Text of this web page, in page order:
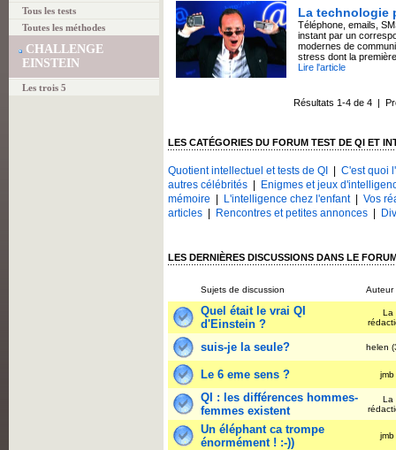
Tous les tests
Toutes les méthodes
CHALLENGE
EINSTEIN
Les trois 5
La technologie
Téléphone, emails,
instant par un
modernes de
stress dont la
Lire l'article
Résultats 1-4 de 4 |
LES CATÉGORIES DU FORUM TEST DE QI ET
Quotient intellectuel et tests de QI
C'est quoi
autres célébrités
Enigmes et jeux
mémoire
L'intelligence chez l'enfant| Vos
articles
Rencontres et petites annonces
LES DERNIÈRES DISCUSSIONS DANS LE
Sujets de discussion Auteur
Quel était le vrai QI
d'Einstein ?
La
suis-je la seule? helen
Le 6 eme sens ? jmb
QI : les différences hommes-
femmes existent
La
Un éléphant ca trompe
énormément ! :-))
jmb